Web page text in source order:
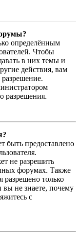
определённым
Чтобы
в них темы и
действия, вам
разрешения.
быть предоставлено
не разрешить
форумах. Также
разрешено только
не знаете, почему
с